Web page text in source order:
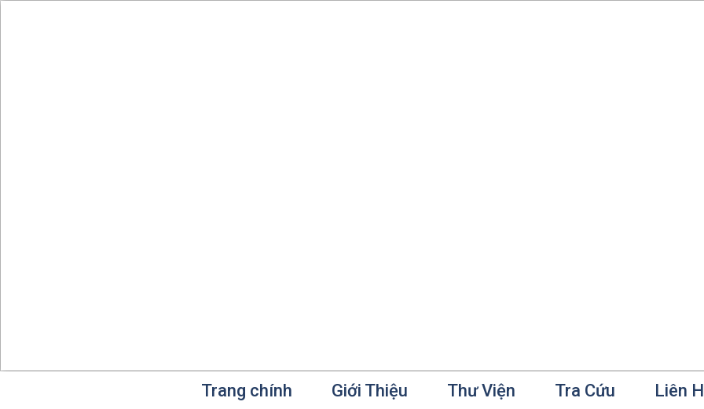
Trang chính Giới Thiệu Thư Viện Tra Cứu Liên